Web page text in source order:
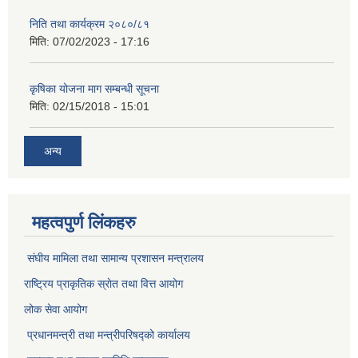
निति तथा कार्यक्रम २०८०/८१
मिति: 07/02/2023 - 17:16
कृषिका योजना माग सम्बन्धी सूचना
मिति: 02/15/2018 - 15:01
अन्य
महत्वपुर्ण लिंकहरु
संघीय मामिला तथा सामान्य प्रशासन मन्त्रालय
राष्ट्रिय प्राकृतिक स्राेत तथा वित्त आयोग
लोक सेवा आयोग
प्रधानमन्त्री तथा मन्त्रीपरिषद्को कार्यालय